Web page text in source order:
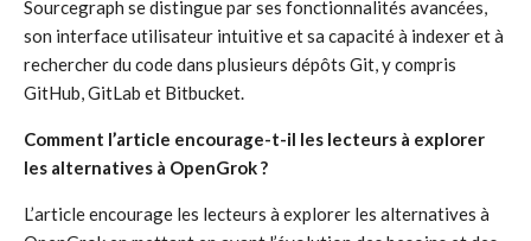
Sourcegraph se distingue par ses fonctionnalités avancées,
son interface utilisateur intuitive et sa capacité à indexer et à
rechercher du code dans plusieurs dépôts Git, y compris
GitHub, GitLab et Bitbucket.
Comment l’article encourage-t-il les lecteurs à explorer
les alternatives à OpenGrok ?
L’article encourage les lecteurs à explorer les alternatives à